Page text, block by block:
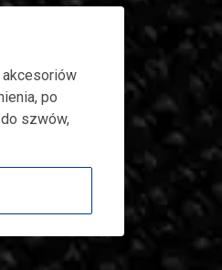
akcesoriów
po
szwów,